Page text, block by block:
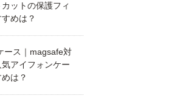
ットの保護フィ
めは？
ース｜magsafe対
アイフォンケー
は？